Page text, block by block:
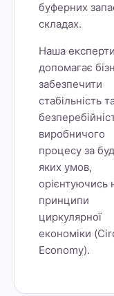
буферних
складах.
Наша
допомагає
забезпечити
стабільність
виробничого
процесу за
яких умов,
орієнтуючись
принципи
циркулярної
економіки
Economy).